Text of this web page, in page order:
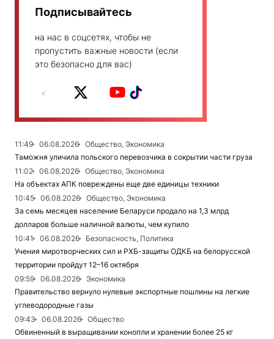
Подписывайтесь
на нас в соцсетях, чтобы не
пропустить важные новости (если
это безопасно для вас)
11:49 06.08.2026
Общество, Экономика
Таможня уличила польского перевозчика в сокрытии части груза
11:02
06.08.2026
Общество, Экономика
На объектах АПК повреждены еще две единицы техники
10:45
06.08.2026
Общество, Экономика
За семь месяцев население Беларуси продало на 1,3 млрд
долларов больше наличной валюты, чем купило
10:41
06.08.2026
Безопасность, Политика
Учения миротворческих сил и РХБ-защиты ОДКБ на белорусской
территории пройдут 12–16 октября
09:59
06.08.2026
Экономика
Правительство вернуло нулевые экспортные пошлины на легкие
углеводородные газы
09:43
06.08.2026
Общество
Обвиненный в выращивании конопли и хранении более 25 кг